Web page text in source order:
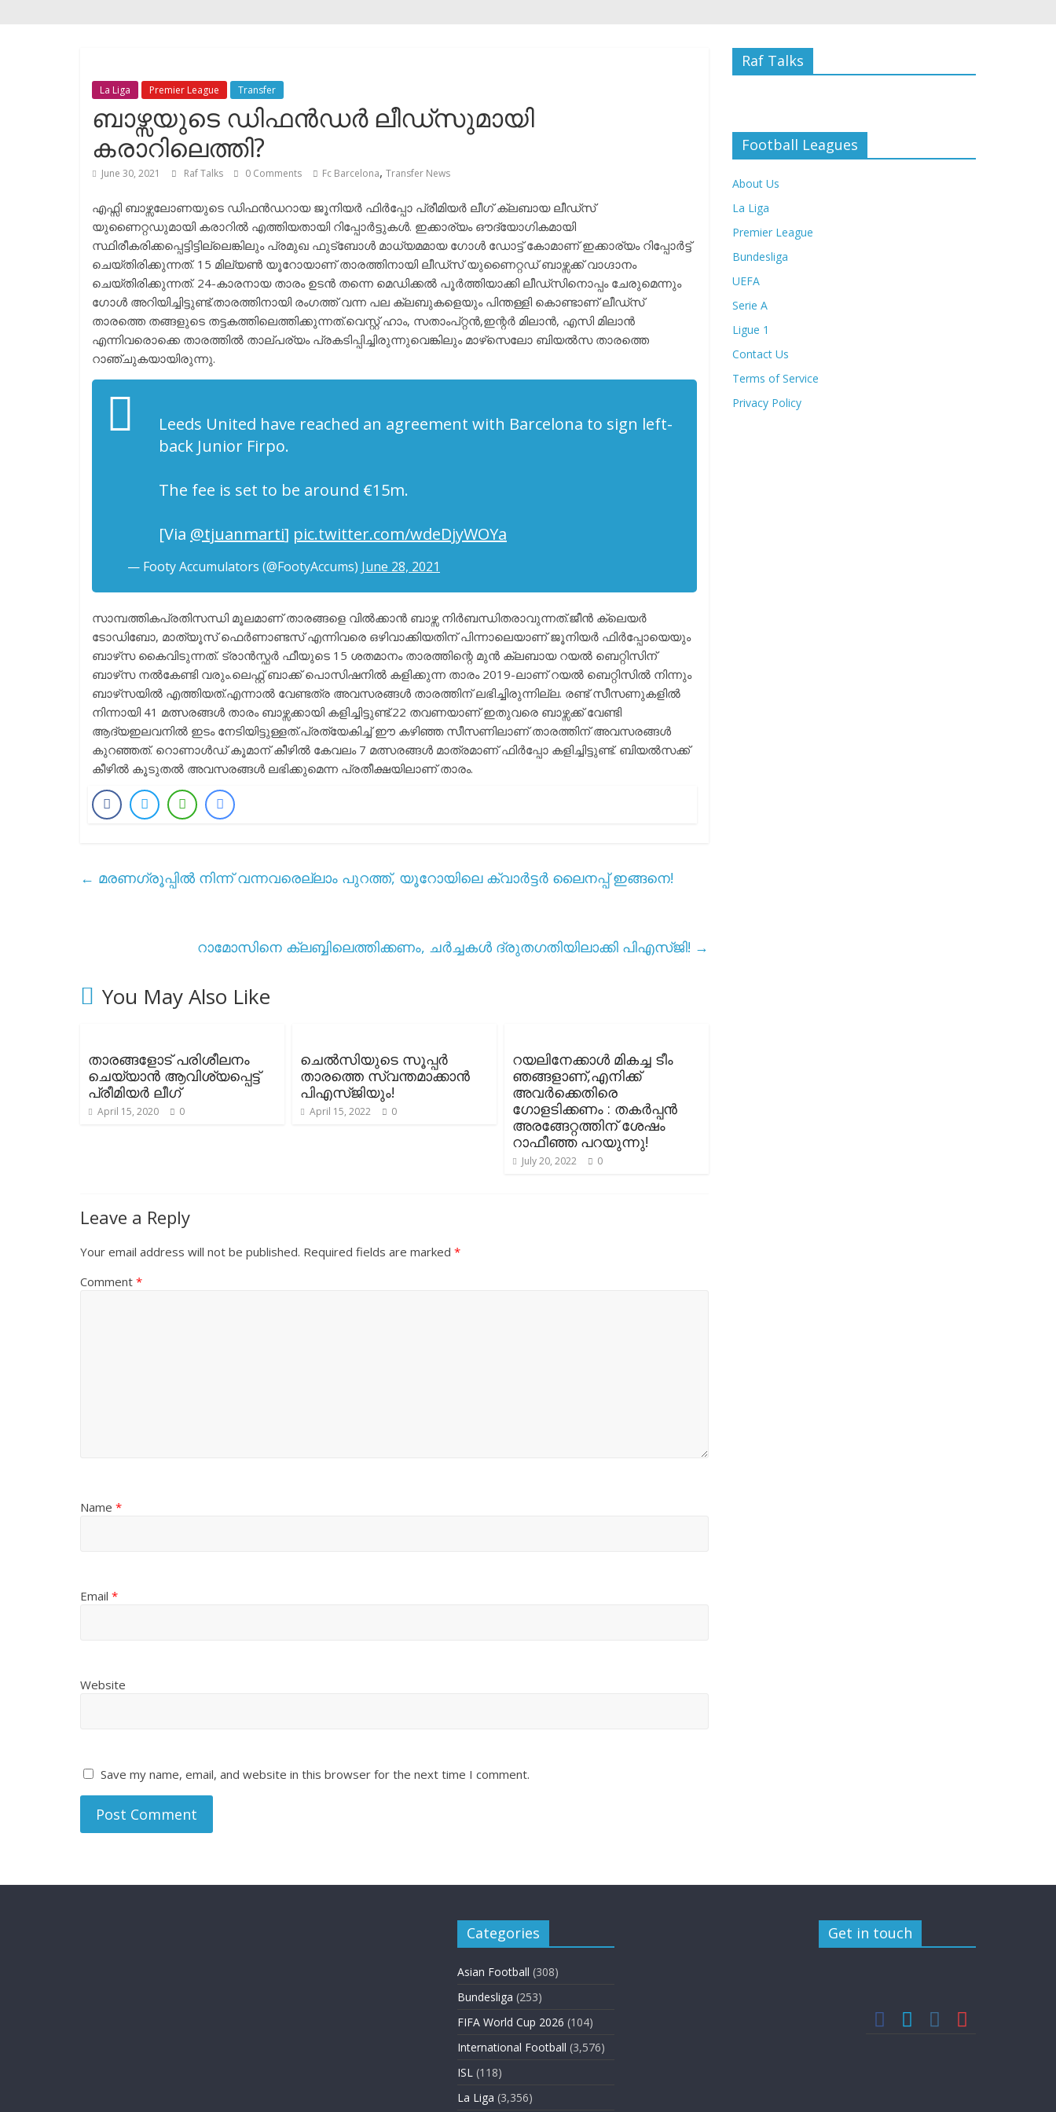
La Liga Premier League Transfer
ബാഴ്സയുടെ ഡിഫൻഡർ ലീഡ്സുമായി
കരാറിലെത്തി?
June 30, 2021 Raf Talks 0 Comments Fc Barcelona, Transfer News
എഫ്സി ബാഴ്സലോണയുടെ ഡിഫൻഡറായ ജൂനിയർ ഫിർപ്പോ പ്രീമിയർ ലീഗ് ക്ലബായ ലീഡ്‌സ്
യുണൈറ്റഡുമായി കരാറിൽ എത്തിയതായി റിപ്പോർട്ടുകൾ. ഇക്കാര്യം ഔദ്യോഗികമായി
സ്ഥിരീകരിക്കപ്പെട്ടിട്ടില്ലെങ്കിലും പ്രമുഖ ഫുട്ബോൾ മാധ്യമമായ ഗോൾ ഡോട്ട് കോമാണ് ഇക്കാര്യം റിപ്പോർട്ട്‌
ചെയ്തിരിക്കുന്നത്. 15 മില്യൺ യൂറോയാണ് താരത്തിനായി ലീഡ്‌സ് യുണൈറ്റഡ് ബാഴ്സക്ക് വാഗ്ദാനം
ചെയ്തിരിക്കുന്നത്. 24-കാരനായ താരം ഉടൻ തന്നെ മെഡിക്കൽ പൂർത്തിയാക്കി ലീഡ്സിനൊപ്പം ചേരുമെന്നും
ഗോൾ അറിയിച്ചിട്ടുണ്ട്.താരത്തിനായി രംഗത്ത് വന്ന പല ക്ലബുകളെയും പിന്തള്ളി കൊണ്ടാണ് ലീഡ്‌സ്
താരത്തെ തങ്ങളുടെ തട്ടകത്തിലെത്തിക്കുന്നത്.വെസ്റ്റ് ഹാം, സതാംപ്റ്റൻ,ഇന്റർ മിലാൻ, എസി മിലാൻ
എന്നിവരൊക്കെ താരത്തിൽ താല്പര്യം പ്രകടിപ്പിച്ചിരുന്നുവെങ്കിലും മാഴ്‌സെലോ ബിയൽസ താരത്തെ
റാഞ്ചുകയായിരുന്നു.
Leeds United have reached an agreement with Barcelona to sign left-
back Junior Firpo.
The fee is set to be around €15m.
[Via @tjuanmarti] pic.twitter.com/wdeDjyWOYa
— Footy Accumulators (@FootyAccums) June 28, 2021
സാമ്പത്തികപ്രതിസന്ധി മൂലമാണ് താരങ്ങളെ വിൽക്കാൻ ബാഴ്സ നിർബന്ധിതരാവുന്നത്.ജീൻ ക്ലെയർ
ടോഡിബോ, മാത്യൂസ് ഫെർണാണ്ടസ് എന്നിവരെ ഒഴിവാക്കിയതിന് പിന്നാലെയാണ് ജൂനിയർ ഫിർപ്പോയെയും
ബാഴ്‌സ കൈവിടുന്നത്. ട്രാൻസ്ഫർ ഫീയുടെ 15 ശതമാനം താരത്തിന്റെ മുൻ ക്ലബായ റയൽ ബെറ്റിസിന്
ബാഴ്‌സ നൽകേണ്ടി വരും.ലെഫ്റ്റ് ബാക്ക് പൊസിഷനിൽ കളിക്കുന്ന താരം 2019-ലാണ് റയൽ ബെറ്റിസിൽ നിന്നും
ബാഴ്‌സയിൽ എത്തിയത്.എന്നാൽ വേണ്ടത്ര അവസരങ്ങൾ താരത്തിന് ലഭിച്ചിരുന്നില്ല. രണ്ട് സീസണുകളിൽ
നിന്നായി 41 മത്സരങ്ങൾ താരം ബാഴ്സക്കായി കളിച്ചിട്ടുണ്ട്.22 തവണയാണ് ഇതുവരെ ബാഴ്സക്ക് വേണ്ടി
ആദ്യഇലവനിൽ ഇടം നേടിയിട്ടുള്ളത്.പ്രത്യേകിച്ച് ഈ കഴിഞ്ഞ സീസണിലാണ് താരത്തിന് അവസരങ്ങൾ
കുറഞ്ഞത്. റൊണാൾഡ് കൂമാന് കീഴിൽ കേവലം 7 മത്സരങ്ങൾ മാത്രമാണ് ഫിർപ്പോ കളിച്ചിട്ടുണ്ട്. ബിയൽസക്ക്
കീഴിൽ കൂടുതൽ അവസരങ്ങൾ ലഭിക്കുമെന്ന പ്രതീക്ഷയിലാണ് താരം.
← മരണഗ്രൂപ്പിൽ നിന്ന് വന്നവരെല്ലാം പുറത്ത്, യൂറോയിലെ ക്വാർട്ടർ ലൈനപ്പ് ഇങ്ങനെ!
റാമോസിനെ ക്ലബ്ബിലെത്തിക്കണം, ചർച്ചകൾ ദ്രുതഗതിയിലാക്കി പിഎസ്ജി! →
You May Also Like
താരങ്ങളോട് പരിശീലനം
ചെയ്യാൻ ആവിശ്യപ്പെട്ട്
പ്രീമിയർ ലീഗ്
April 15, 2020 0
ചെൽസിയുടെ സൂപ്പർ
താരത്തെ സ്വന്തമാക്കാൻ
പിഎസ്ജിയും!
April 15, 2022 0
റയലിനേക്കാൾ മികച്ച ടീം
ഞങ്ങളാണ്,എനിക്ക്
അവർക്കെതിരെ
ഗോളടിക്കണം : തകർപ്പൻ
അരങ്ങേറ്റത്തിന് ശേഷം
റാഫീഞ്ഞ പറയുന്നു!
July 20, 2022 0
Leave a Reply
Your email address will not be published. Required fields are marked *
Comment *
Name *
Email *
Website
Save my name, email, and website in this browser for the next time I comment.
Raf Talks
Football Leagues
About Us
La Liga
Premier League
Bundesliga
UEFA
Serie A
Ligue 1
Contact Us
Terms of Service
Privacy Policy
Categories
Asian Football (308)
Bundesliga (253)
FIFA World Cup 2026 (104)
International Football (3,576)
ISL (118)
La Liga (3,356)
Get in touch